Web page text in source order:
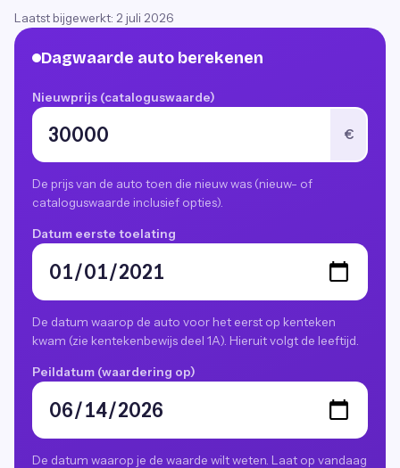
Laatst bijgewerkt: 2 juli 2026
Dagwaarde auto berekenen
Nieuwprijs (cataloguswaarde)
€
De prijs van de auto toen die nieuw was (nieuw- of
cataloguswaarde inclusief opties).
Datum eerste toelating
De datum waarop de auto voor het eerst op kenteken
kwam (zie kentekenbewijs deel 1A). Hieruit volgt de leeftijd.
Peildatum (waardering op)
De datum waarop je de waarde wilt weten. Laat op vandaag